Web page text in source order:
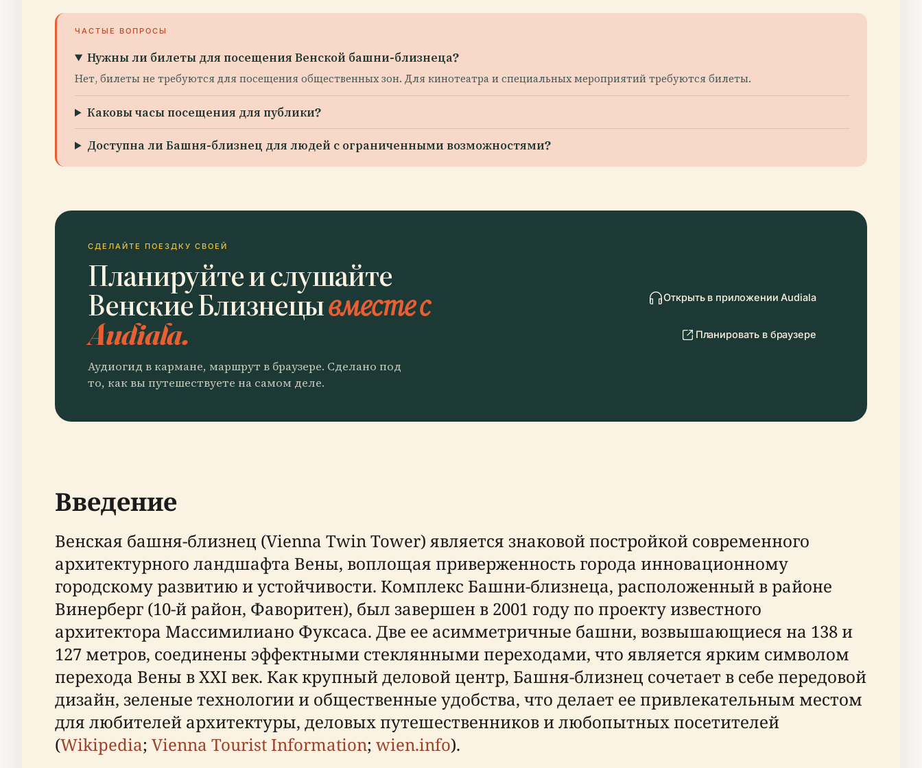
ЧАСТЫЕ ВОПРОСЫ
Нужны ли билеты для посещения Венской башни-близнеца?
Нет, билеты не требуются для посещения общественных зон. Для кинотеатра и специальных мероприятий требуются билеты.
Каковы часы посещения для публики?
Доступна ли Башня-близнец для людей с ограниченными возможностями?
СДЕЛАЙТЕ ПОЕЗДКУ СВОЕЙ
Планируйте и слушайте
Венские Близнецывместе с
Audiala.
Аудиогид в кармане, маршрут в браузере. Сделано под
то, как вы путешествуете на самом деле.
Открыть в приложении Audiala
Планировать в браузере
Введение
Венская башня-близнец (Vienna Twin Tower) является знаковой постройкой современного
архитектурного ландшафта Вены, воплощая приверженность города инновационному
городскому развитию и устойчивости. Комплекс Башни-близнеца, расположенный в районе
Винерберг (10-й район, Фаворитен), был завершен в 2001 году по проекту известного
архитектора Массимилиано Фуксаса. Две ее асимметричные башни, возвышающиеся на 138 и
127 метров, соединены эффектными стеклянными переходами, что является ярким символом
перехода Вены в XXI век. Как крупный деловой центр, Башня-близнец сочетает в себе передовой
дизайн, зеленые технологии и общественные удобства, что делает ее привлекательным местом
для любителей архитектуры, деловых путешественников и любопытных посетителей
(Wikipedia; Vienna Tourist Information; wien.info).